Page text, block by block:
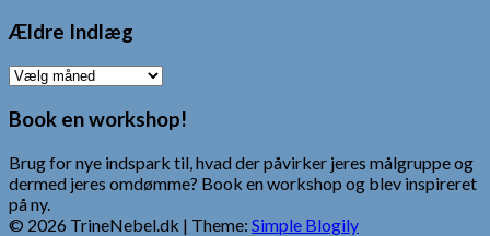
Ældre Indlæg
Ældre
Book en workshop!
Brug for nye indspark til, hvad der påvirker jeres målgruppe og
dermed jeres omdømme? Book en workshop og blev inspireret
på ny.
© 2026 TrineNebel.dk | Theme: Simple Blogily